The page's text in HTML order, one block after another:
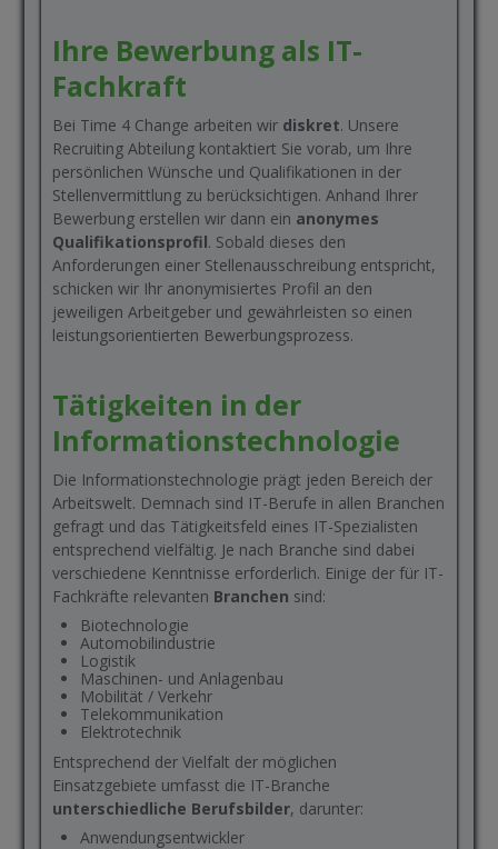
Ihre Bewerbung als IT-
Fachkraft
Bei Time 4 Change arbeiten wir diskret. Unsere
Recruiting Abteilung kontaktiert Sie vorab, um Ihre
persönlichen Wünsche und Qualifikationen in der
Stellenvermittlung zu berücksichtigen. Anhand Ihrer
Bewerbung erstellen wir dann ein anonymes
Qualifikationsprofil. Sobald dieses den
Anforderungen einer Stellenausschreibung entspricht,
schicken wir Ihr anonymisiertes Profil an den
jeweiligen Arbeitgeber und gewährleisten so einen
leistungsorientierten Bewerbungsprozess.
Tätigkeiten in der
Informationstechnologie
Die Informationstechnologie prägt jeden Bereich der
Arbeitswelt. Demnach sind IT-Berufe in allen Branchen
gefragt und das Tätigkeitsfeld eines IT-Spezialisten
entsprechend vielfältig. Je nach Branche sind dabei
verschiedene Kenntnisse erforderlich. Einige der für IT-
Fachkräfte relevanten Branchen sind:
Biotechnologie
Automobilindustrie
Logistik
Maschinen- und Anlagenbau
Mobilität / Verkehr
Telekommunikation
Elektrotechnik
Entsprechend der Vielfalt der möglichen
Einsatzgebiete umfasst die IT-Branche
unterschiedliche Berufsbilder, darunter:
Anwendungsentwickler